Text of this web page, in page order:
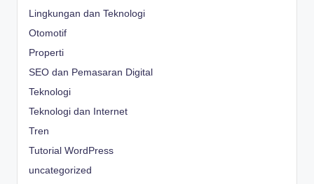
Lingkungan dan Teknologi
Otomotif
Properti
SEO dan Pemasaran Digital
Teknologi
Teknologi dan Internet
Tren
Tutorial WordPress
uncategorized